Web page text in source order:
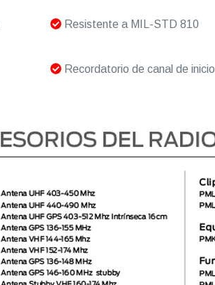
Resistente a MIL-STD 810
Recordatorio de canal de inicio